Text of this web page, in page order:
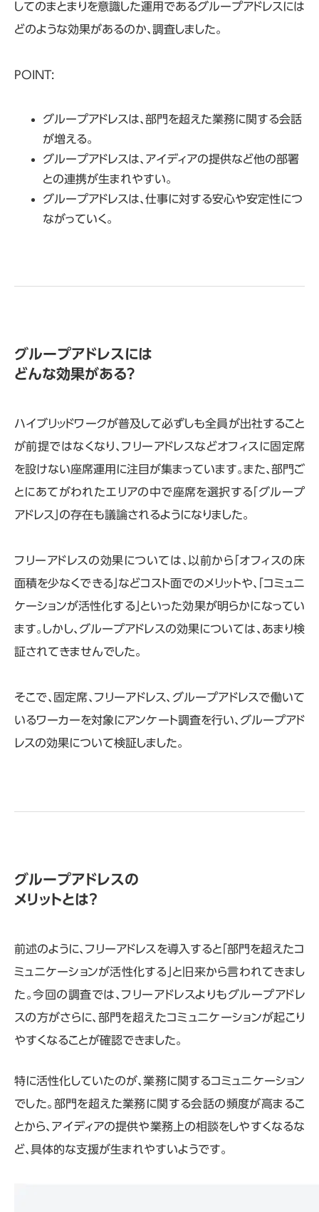
してのまとまりを意識した運用であるグループアドレスには
どのような効果があるのか、調査しました。
POINT:
グループアドレスは、部門を超えた業務に関する会話
が増える。
グループアドレスは、アイディアの提供など他の部署
との連携が生まれやすい。
グループアドレスは、仕事に対する安心や安定性につ
ながっていく。
グループアドレスには
どんな効果がある?
ハイブリッドワークが普及して必ずしも全員が出社すること
が前提ではなくなり、フリーアドレスなどオフィスに固定席
を設けない座席運用に注目が集まっています。また、部門ご
とにあてがわれたエリアの中で座席を選択する「グループ
アドレス」の存在も議論されるようになりました。
フリーアドレスの効果については、以前から「オフィスの床
面積を少なくできる」などコスト面でのメリットや、「コミュニ
ケーションが活性化する」といった効果が明らかになってい
ます。しかし、グループアドレスの効果については、あまり検
証されてきませんでした。
そこで、固定席、フリーアドレス、グループアドレスで働いて
いるワーカーを対象にアンケート調査を行い、グループアド
レスの効果について検証しました。
グループアドレスの
メリットとは？
前述のように、フリーアドレスを導入すると「部門を超えたコ
ミュニケーションが活性化する」と旧来から言われてきまし
た。今回の調査では、フリーアドレスよりもグループアドレ
スの方がさらに、部門を超えたコミュニケーションが起こり
やすくなることが確認できました。
特に活性化していたのが、業務に関するコミュニケーション
でした。部門を超えた業務に関する会話の頻度が高まるこ
とから、アイディアの提供や業務上の相談をしやすくなるな
ど、具体的な支援が生まれやすいようです。